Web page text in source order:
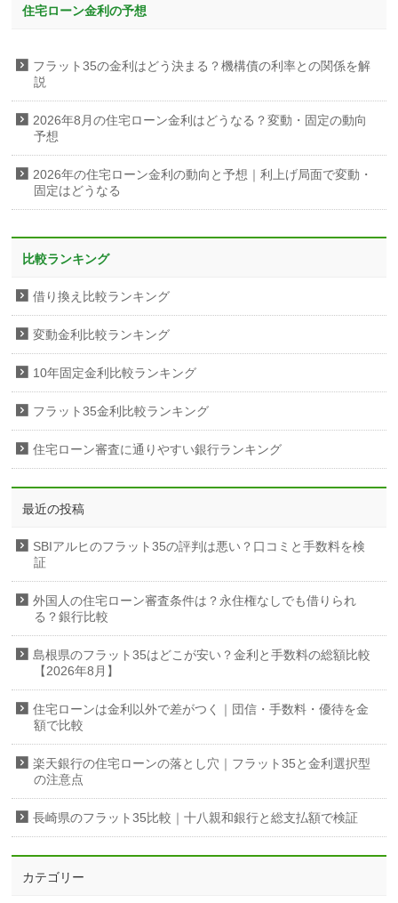
住宅ローン金利の予想
フラット35の金利はどう決まる？機構債の利率との関係を解
説
2026年8月の住宅ローン金利はどうなる？変動・固定の動向
予想
2026年の住宅ローン金利の動向と予想｜利上げ局面で変動・
固定はどうなる
比較ランキング
借り換え比較ランキング
変動金利比較ランキング
10年固定金利比較ランキング
フラット35金利比較ランキング
住宅ローン審査に通りやすい銀行ランキング
最近の投稿
SBIアルヒのフラット35の評判は悪い？口コミと手数料を検
証
外国人の住宅ローン審査条件は？永住権なしでも借りられ
る？銀行比較
島根県のフラット35はどこが安い？金利と手数料の総額比較
【2026年8月】
住宅ローンは金利以外で差がつく｜団信・手数料・優待を金
額で比較
楽天銀行の住宅ローンの落とし穴｜フラット35と金利選択型
の注意点
長崎県のフラット35比較｜十八親和銀行と総支払額で検証
カテゴリー